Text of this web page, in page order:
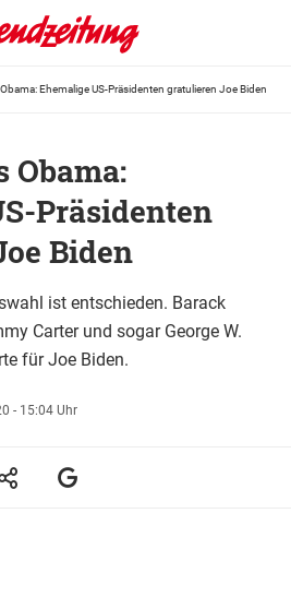
Ehemalige US-Präsidenten gratulieren Joe Biden
Obama:
Präsidenten
Biden
ist entschieden. Barack
Carter und sogar George W.
für Joe Biden.
- 15:04 Uhr